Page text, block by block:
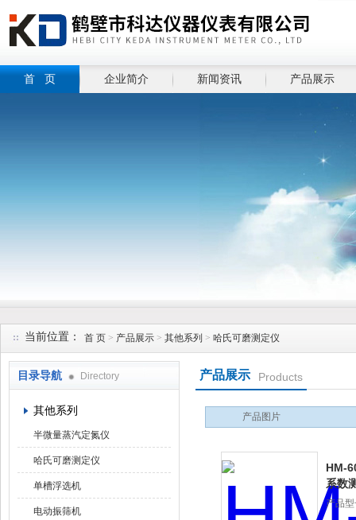
首 页 企业简介 新闻资讯 产品展示
当前位置： 首 页 > 产品展示 > 其他系列 > 哈氏可磨测定仪
目录导航 Directory
其他系列
半微量蒸汽定氮仪
哈氏可磨测定仪
单槽浮选机
电动振筛机
产品展示 Products
产品图片
HM-
系数
产品